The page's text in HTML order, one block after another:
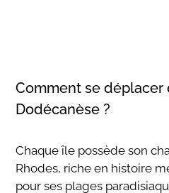
Comment se déplacer
Dodécanèse ?
Chaque île possède son
Rhodes, riche en histoire
pour ses plages